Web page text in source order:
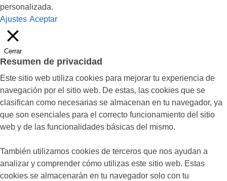
personalizada.
Ajustes Aceptar
Cerrar
Resumen de privacidad
Este sitio web utiliza cookies para mejorar tu experiencia de
navegación por el sitio web. De estas, las cookies que se
clasifican como necesarias se almacenan en tu navegador, ya
que son esenciales para el correcto funcionamiento del sitio
web y de las funcionalidades básicas del mismo.
También utilizamos cookies de terceros que nos ayudan a
analizar y comprender cómo utilizas este sitio web. Estas
cookies se almacenarán en tu navegador solo con tu